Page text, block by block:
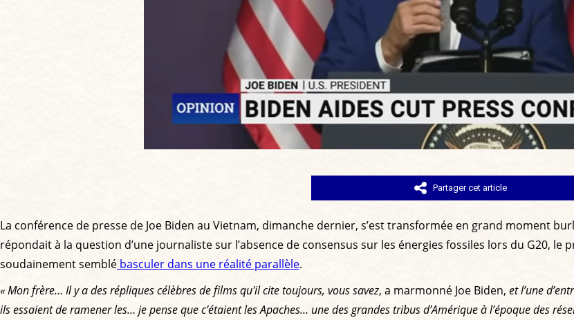
Partager cet article
La conférence de presse de Joe Biden au Vietnam, dimanche dernier, s’est transformée en grand moment
répondait à la question d’une journaliste sur l’absence de consensus sur les énergies fossiles lors du G20,
soudainement semblé basculer dans une réalité parallèle.
« Mon frère… Il y a des répliques célèbres de films qu'il cite toujours, vous savez, a marmonné Joe Biden, et l’une
ils essaient de ramener les… je pense que c’étaient les Apaches… une des grandes tribus d’Amérique à l’époque des